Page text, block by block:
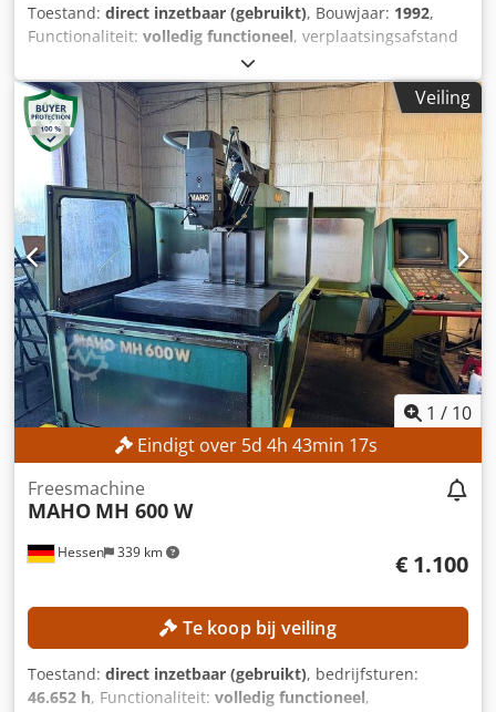
Toestand: direct inzetbaar (gebruikt), Bouwjaar: 1992,
Functionaliteit: volledig functioneel, verplaatsingsafstand
, verplaatsing Y-as:
verplaatsingsafstand Z-as:420 mm, spilsnelheid (max.):
4.000 rpm , controller model:Heidenhain 407 , Geen
minimumprijs – gegarandeerde verkoop tegen het hoogste
bod! TECHNISCHE GEGEVENS Verplaatsing X-as: 600 mm
Verplaatsing Y-as: 400 mm Verplaatsing Z-as: 420 mm
Crsdpfxjzpxfho Af Ref Spindeltoerental max.: 4.000
toeren/min Gereedschapshouder: SK 40 Afstand spindel
tot tafel: 127–567 mm Spindeldiameter voorste lager: 55
mm MACHINEGEGEVENS Besturing: Heidenhain 407
UITRUSTING Handwiel Netwerkaansluiting
Veiling
1 / 10
Eindigt over 5d 4h 43min 15s
Hessen 339 km
Freesmachine
MAHO MH 600 W
€ 1.100
Te koop bij veiling
Toestand: direct inzetbaar (gebruikt), bedrijfsturen:
46.652 h, Functionaliteit: volledig functioneel,